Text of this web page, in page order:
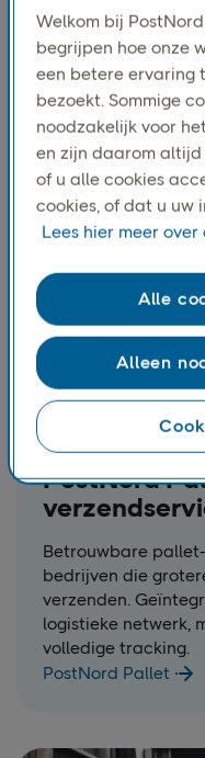
Bied uw klanten de
halen bij lokale
slimme
voor
als hun
Bezorging buiten
PostNord
Betrouwbare
bedrijven die
verzenden.
logistieke netwerk,
volledige tracking.
PostNord Pallet
Welkom bij
begrijpen hoe onze
een betere ervaring
bezoekt. Sommige
noodzakelijk voor
en zijn daarom altijd
of u alle cookies
cookies, of dat u uw
Lees hier meer
Alleen
Alle